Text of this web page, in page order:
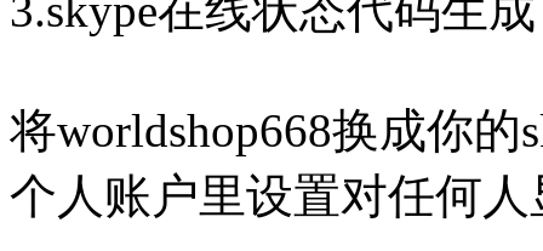
将worldshop668换成你
个人账户里设置对任何